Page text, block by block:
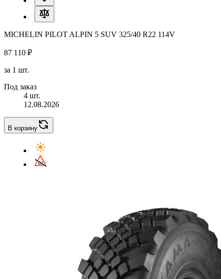
MICHELIN PILOT ALPIN 5 SUV 325/40 R22 114V
87 110 ₽
за 1 шт.
Под заказ
4 шт.
12.08.2026
В корзину